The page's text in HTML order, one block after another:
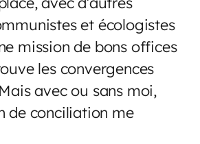
et écologistes
mission de bons offices
les convergences
avec ou sans moi,
de conciliation me